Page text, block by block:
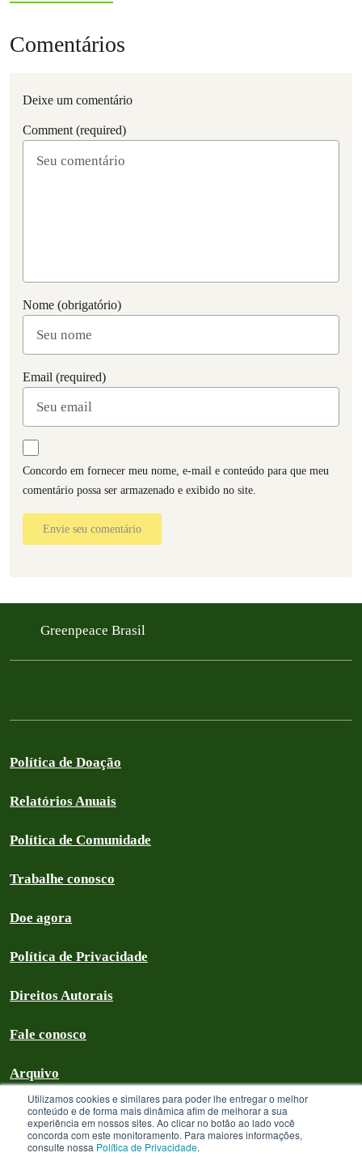
Utilizamos cookies e similares para poder lhe entregar o melhor
conteúdo e de forma mais dinâmica afim de melhorar a sua
experiência em nossos sites. Ao clicar no botão ao lado você
concorda com este monitoramento. Para maiores informações,
consulte nossa Política de Privacidade.
Comentários
Deixe um comentário
Comment (required)
Nome (obrigatório)
Email (required)
Concordo em fornecer meu nome, e-mail e conteúdo para que meu
comentário possa ser armazenado e exibido no site.
Envie seu comentário
Greenpeace Brasil
Política de Doação
Relatórios Anuais
Política de Comunidade
Trabalhe conosco
Doe agora
Política de Privacidade
Direitos Autorais
Fale conosco
Arquivo
Greenpeace Brasil 2026